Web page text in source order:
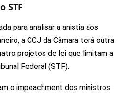
STF
para analisar a anistia aos
a CCJ da Câmara terá outra
projetos de lei que limitam a
Federal (STF).
o impeachment dos ministros